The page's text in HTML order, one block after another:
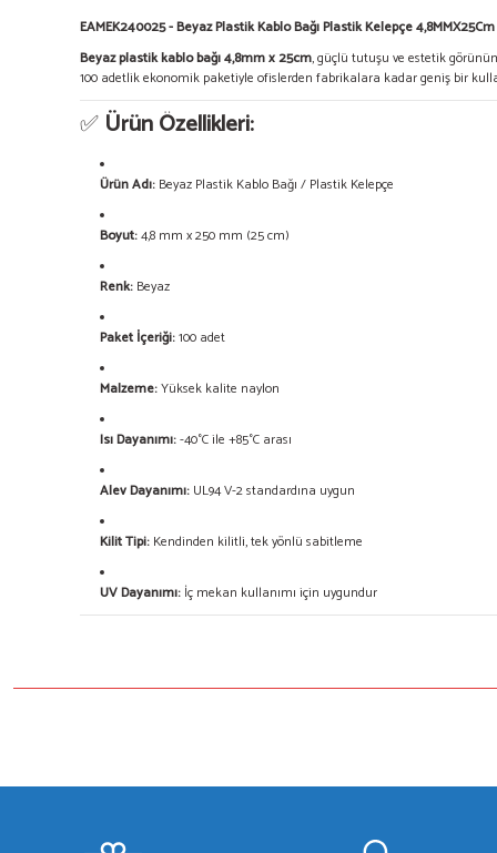
EAMEK240025 - Beyaz Plastik Kablo Bağı Plastik Kelepçe
Beyaz plastik kablo bağı 4,8mm x 25cm, güçlü tutuşu ve estetik
100 adetlik ekonomik paketiyle ofislerden fabrikalara kadar geniş bir
✅ Ürün Özellikleri:
Ürün Adı: Beyaz Plastik Kablo Bağı / Plastik Kelepçe
Boyut:4,8 mm x 250 mm (25 cm)
Renk: Beyaz
Paket İçeriği:100 adet
Malzeme:Yüksek kalite naylon
Isı Dayanımı:-40°C ile +85°C arası
Alev Dayanımı: UL94 V-2 standardına uygun
Kilit Tipi: Kendinden kilitli, tek yönlü sabitleme
UV Dayanımı: İç mekan kullanımı için uygundur